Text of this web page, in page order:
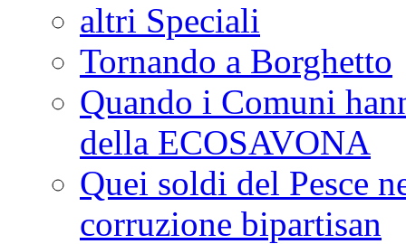
altri Speciali
Tornando a Borghetto
Quando i Comuni
della ECOSAVONA
Quei soldi del Pesce
corruzione bipartisan